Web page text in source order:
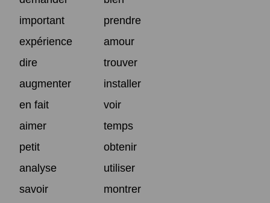
important
prendre
expérience
amour
dire
trouver
augmenter
installer
en fait
voir
aimer
temps
petit
obtenir
analyse
utiliser
savoir
montrer